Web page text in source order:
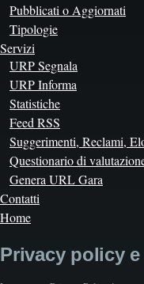
Pubblicati o Aggiornati
Tipologie
Servizi
URP Segnala
URP Informa
Statistiche
Feed RSS
Suggerimenti, Reclami,
Questionario di
Genera URL Gara
Contatti
Home
Privacy policy